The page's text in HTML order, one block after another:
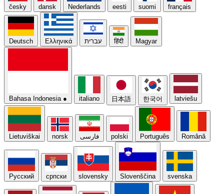
česky dansk Nederlands eesti suomi français
Deutsch Ελληνικά עברית हिंदी Magyar
Bahasa Indonesia ● italiano 日本語 한국어 latviešu
Lietuviškai norsk فارسی polski Português Română
Русский српски slovensky Slovenščina svenska